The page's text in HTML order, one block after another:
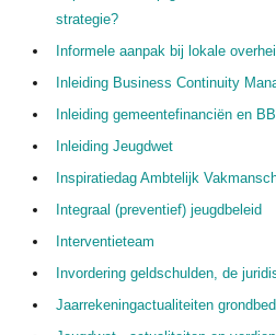
strategie?
Informele aanpak bij lokale
Inleiding Business Continuity
Inleiding gemeentefinanciën en
Inleiding Jeugdwet
Inspiratiedag Ambtelijk
Integraal (preventief) jeugdbeleid
Interventieteam
Invordering geldschulden, de
Jaarrekeningactualiteiten